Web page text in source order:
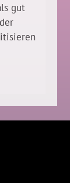
gut